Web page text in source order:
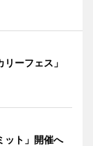
ーフェス」
ット」開催へ